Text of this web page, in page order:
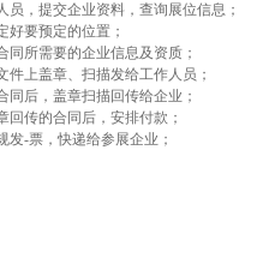
员，提交企业资料，查询展位信息；
好要预定的位置；
同所需要的企业信息及资质；
上盖章、扫描发给工作人员；
同后，盖章扫描回传给企业；
回传的合同后，安排付款；
发-票，快递给参展企业；